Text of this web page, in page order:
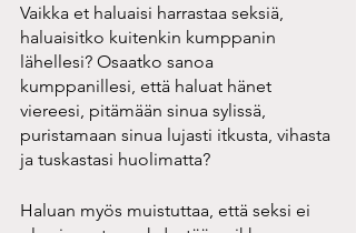
Vaikka et haluaisi harrastaa seksiä,
haluaisitko kuitenkin kumppanin
lähellesi? Osaatko sanoa
kumppanillesi, että haluat hänet
viereesi, pitämään sinua sylissä,
puristamaan sinua lujasti itkusta, vihasta
ja tuskastasi huolimatta?
Haluan myös muistuttaa, että seksi ei